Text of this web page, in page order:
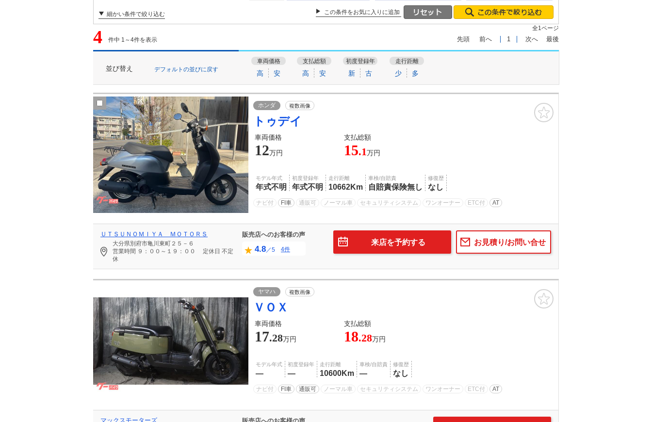
細かい条件で絞り込む この条件をお気に入りに追加
4 件中 1～4件を表示
全1ページ
先頭 前へ 1 次へ 最後
並び替え デフォルトの並びに戻す
車両価格
高 安
支払総額
高 安
初度登録年
新 古
走行距離
少 多
ホンダ 複数画像
トゥデイ
車両価格 支払総額
12万円 15.1万円
モデル年式
年式不明
初度登録年
年式不明
走行距離
10662Km
車検/自賠責
自賠責保険無し
修復歴
なし
ナビ付 FI車 通販可 ノーマル車 セキュリティシステム ワンオーナー ETC付 AT
ＵＴＳＵＮＯＭＩＹＡ ＭＯＴＯＲＳ
大分県別府市亀川東町２５－６
営業時間 ９：００～１９：００ 定休日 不定
休
販売店へのお客様の声
4.8／5 4件
お見積り/お問い合せ
来店を予約する
ヤマハ 複数画像
ＶＯＸ
車両価格 支払総額
17.28万円 18.28万円
モデル年式
―
初度登録年
―
走行距離
10600Km
車検/自賠責
―
修復歴
なし
ナビ付 FI車 通販可 ノーマル車 セキュリティシステム ワンオーナー ETC付 AT
マックスモーターズ